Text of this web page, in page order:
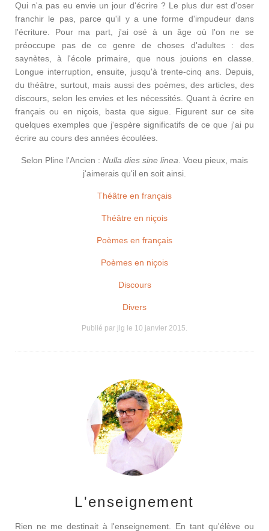
Qui n'a pas eu envie un jour d'écrire ? Le plus dur est d'oser
franchir le pas, parce qu'il y a une forme d'impudeur dans
l'écriture. Pour ma part, j'ai osé à un âge où l'on ne se
préoccupe pas de ce genre de choses d'adultes : des
saynètes, à l'école primaire, que nous jouions en classe.
Longue interruption, ensuite, jusqu'à trente-cinq ans. Depuis,
du théâtre, surtout, mais aussi des poèmes, des articles, des
discours, selon les envies et les nécessités. Quant à écrire en
français ou en niçois, basta que sigue. Figurent sur ce site
quelques exemples que j'espère significatifs de ce que j'ai pu
écrire au cours des années écoulées.
Selon Pline l'Ancien : Nulla dies sine linea . Voeu pieux, mais
j'aimerais qu'il en soit ainsi.
Théâtre en français
Théâtre en niçois
Poèmes en français
Poèmes en niçois
Discours
Divers
Publié par jlg le 10 janvier 2015.
L'enseignement
Rien ne me destinait à l'enseignement. En tant qu'élève ou